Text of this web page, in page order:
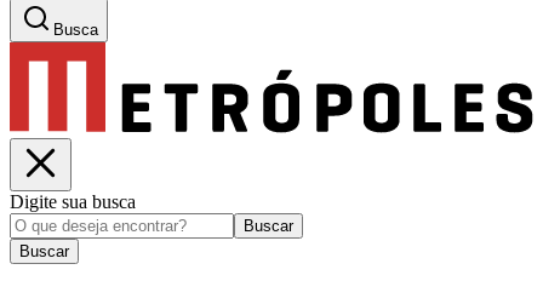
Busca
Digite sua busca
Buscar
Buscar